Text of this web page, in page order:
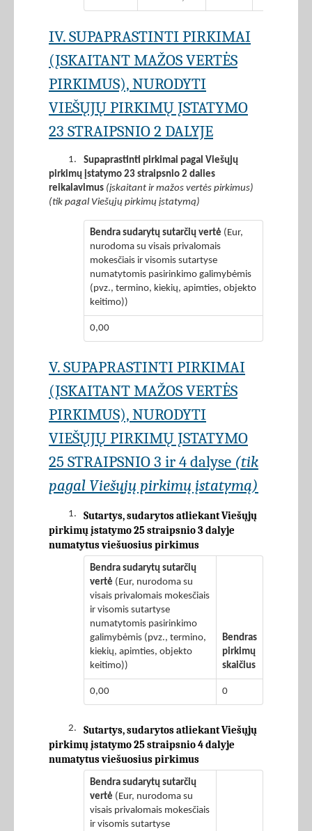
IV. SUPAPRASTINTI PIRKIMAI
(ĮSKAITANT MAŽOS VERTĖS
PIRKIMUS), NURODYTI
VIEŠŲJŲ PIRKIMŲ ĮSTATYMO
23 STRAIPSNIO 2 DALYJE
1.
Supaprastinti pirkimai pagal Viešųjų
pirkimų įstatymo 23 straipsnio 2 dalies
reikalavimus (įskaitant ir mažos vertės pirkimus)
(tik pagal Viešųjų pirkimų įstatymą)
Bendra sudarytų sutarčių vertė (Eur,
nurodoma su visais privalomais
mokesčiais ir visomis sutartyse
numatytomis pasirinkimo galimybėmis
(pvz., termino, kiekių, apimties, objekto
keitimo))
0,00
V. SUPAPRASTINTI PIRKIMAI
(ĮSKAITANT MAŽOS VERTĖS
PIRKIMUS), NURODYTI
VIEŠŲJŲ PIRKIMŲ ĮSTATYMO
25 STRAIPSNIO 3 ir 4 dalyse (tik
pagal Viešųjų pirkimų įstatymą)
1.
Sutartys, sudarytos atliekant Viešųjų
pirkimų įstatymo 25 straipsnio 3 dalyje
numatytus viešuosius pirkimus
Bendra sudarytų sutarčių
vertė (Eur, nurodoma su
visais privalomais mokesčiais
ir visomis sutartyse
numatytomis pasirinkimo
galimybėmis (pvz., termino,
kiekių, apimties, objekto
keitimo))
Bendras
pirkimų
skaičius
0,00 0
2.
Sutartys, sudarytos atliekant Viešųjų
pirkimų įstatymo 25 straipsnio 4 dalyje
numatytus viešuosius pirkimus
Bendra sudarytų sutarčių
vertė (Eur, nurodoma su
visais privalomais mokesčiais
ir visomis sutartyse